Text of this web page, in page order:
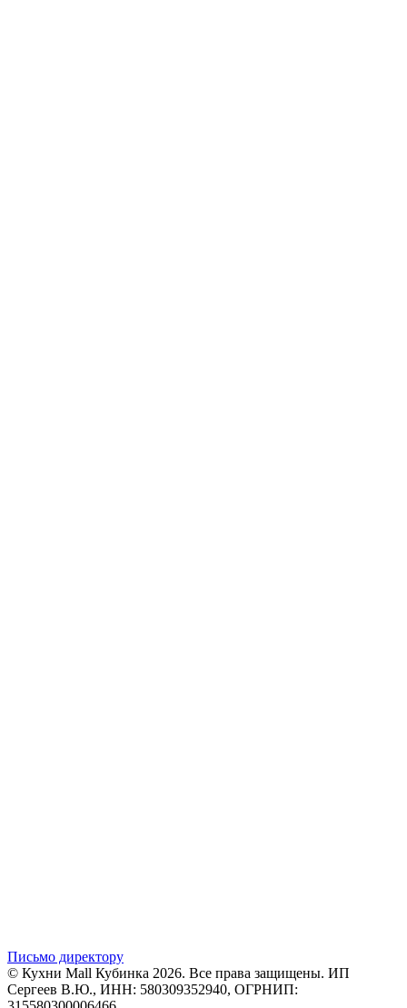
Письмо директору
© Кухни Mall Кубинка 2026. Все права защищены. ИП
Сергеев В.Ю., ИНН: 580309352940, ОГРНИП: